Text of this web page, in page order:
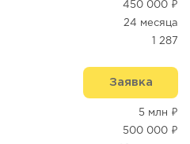
450 000 ₽
24 месяца
1 287
Заявка
5 млн ₽
500 000 ₽